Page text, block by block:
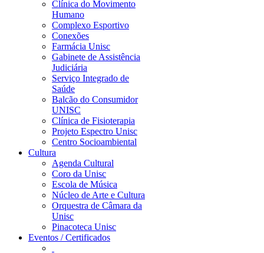
Clínica do Movimento
Humano
Complexo Esportivo
Conexões
Farmácia Unisc
Gabinete de Assistência
Judiciária
Serviço Integrado de
Saúde
Balcão do Consumidor
UNISC
Clínica de Fisioterapia
Projeto Espectro Unisc
Centro Socioambiental
Cultura
Agenda Cultural
Coro da Unisc
Escola de Música
Núcleo de Arte e Cultura
Orquestra de Câmara da
Unisc
Pinacoteca Unisc
Eventos / Certificados